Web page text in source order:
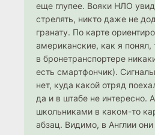
еще глупее. Вояки НЛО
стрелять, никто даже не
гранату. По карте
американские, как я
в бронетранспортере
есть смартфончик).
нет, куда какой отряд
да и в штабе не интересно.
школьниками в каком-то
абзац. Видимо, в Англии